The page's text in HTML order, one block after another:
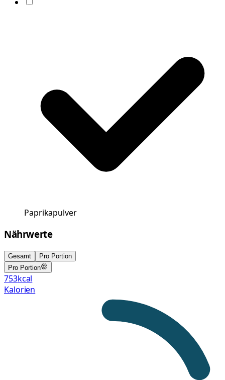
Paprikapulver
Nährwerte
Gesamt
Pro Portion
Pro Portion
753kcal
Kalorien